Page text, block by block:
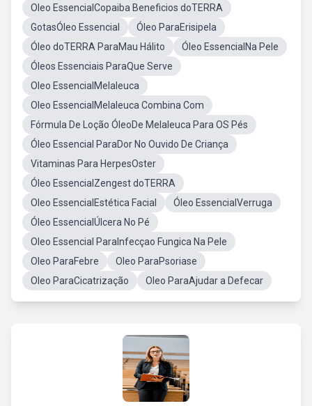
Oleo EssencialCopaiba Beneficios doTERRA
GotasÓleo Essencial
Óleo ParaErisipela
Óleo doTERRA ParaMau Hálito
Óleo EssencialNa Pele
Óleos Essenciais ParaQue Serve
Oleo EssencialMelaleuca
Oleo EssencialMelaleuca Combina Com
Fórmula De Loção ÓleoDe Melaleuca Para OS Pés
Óleo Essencial ParaDor No Ouvido De Criança
Vitaminas Para HerpesOster
Óleo EssencialZengest doTERRA
Oleo EssencialEstética Facial
Óleo EssencialVerruga
Óleo EssencialÚlcera No Pé
Oleo Essencial ParaInfecçao Fungica Na Pele
Oleo ParaFebre
Oleo ParaPsoriase
Oleo ParaCicatrização
Oleo ParaAjudar a Defecar